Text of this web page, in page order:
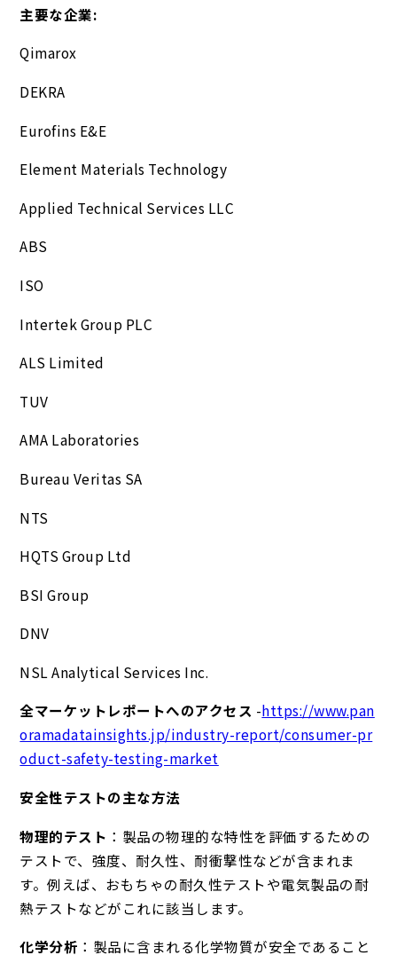
主要な企業:
Qimarox
DEKRA
Eurofins E&E
Element Materials Technology
Applied Technical Services LLC
ABS
ISO
Intertek Group PLC
ALS Limited
TUV
AMA Laboratories
Bureau Veritas SA
NTS
HQTS Group Ltd
BSI Group
DNV
NSL Analytical Services Inc.
全マーケットレポートへのアクセス -https://www.pan
oramadatainsights.jp/industry-report/consumer-pr
oduct-safety-testing-market
安全性テストの主な方法
物理的テスト ：製品の物理的な特性を評価するための
テストで、強度、耐久性、耐衝撃性などが含まれま
す。例えば、おもちゃの耐久性テストや電気製品の耐
熱テストなどがこれに該当します。
化学分析 ：製品に含まれる化学物質が安全であること